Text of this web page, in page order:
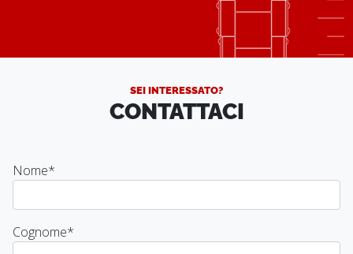
SEI INTERESSATO?
CONTATTACI
Nome*
Cognome*